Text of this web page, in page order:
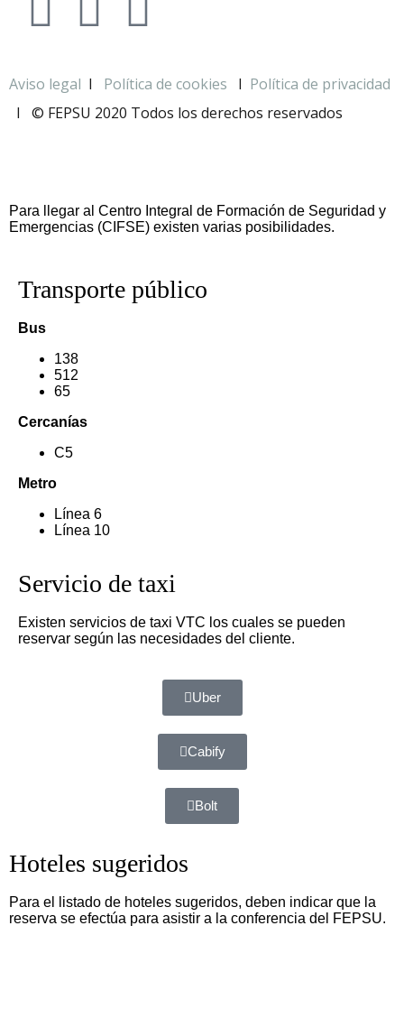
Aviso legal I Política de cookies I Política de privacidad
I © FEPSU 2020 Todos los derechos reservados
Para llegar al Centro Integral de Formación de Seguridad y
Emergencias (CIFSE) existen varias posibilidades.
Transporte público
Bus
138
512
65
Cercanías
C5
Metro
Línea 6
Línea 10
Servicio de taxi
Existen servicios de taxi VTC los cuales se pueden
reservar según las necesidades del cliente.
Uber
Cabify
Bolt
Hoteles sugeridos
Para el listado de hoteles sugeridos, deben indicar que la
reserva se efectúa para asistir a la conferencia del FEPSU.